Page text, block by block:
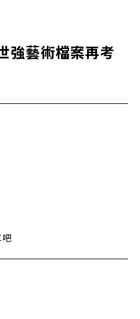
強藝術檔案再考